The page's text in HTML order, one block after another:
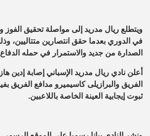
ويتطلع ريال مدريد إلى مواصلة تحقيق الفوز
في الدوري بعدما حقق انتصارين متتاليين،
الصدارة من جديد والاستمرار في حمله
أعلن نادي ريال مدريد الإسباني إصابة
الفريق والبرازيلى كاسيميرو مدافع الفريق
ثبوت إيجابية العينة الخاصة باللاعبين.